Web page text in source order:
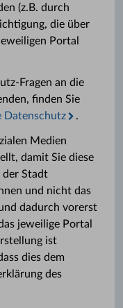
(z.B. durch
die über
Portal
Fragen an die
finden Sie
Datenschutz .
Medien
damit Sie diese
der Stadt
und nicht das
dadurch vorerst
jeweilige Portal
ist
dies dem
des